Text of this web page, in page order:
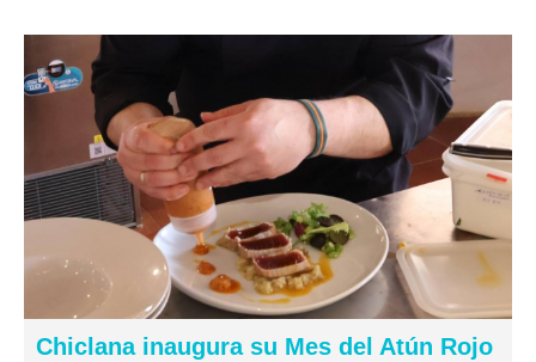
Chiclana inaugura su Mes del Atún Rojo